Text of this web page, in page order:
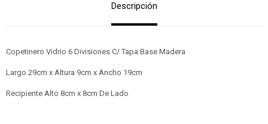
Descripción
Copetinero Vidrio 6 Divisiones C/ Tapa Base Madera
Largo 29cm x Altura 9cm x Ancho 19cm
Recipiente Alto 8cm x 8cm De Lado